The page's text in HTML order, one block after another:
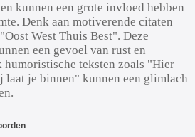
kunnen een grote invloed hebben
Denk aan motiverende citaten
West Thuis Best". Deze
een gevoel van rust en
humoristische teksten zoals "Hier
laat je binnen" kunnen een glimlach